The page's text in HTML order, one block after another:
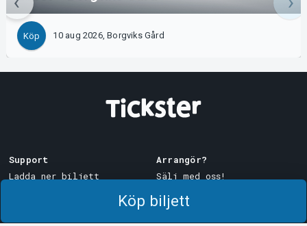
Köp biljett
Köp 10 aug 2026, Borgviks Gård
Support
Ladda ner biljett
Arrangör?
Sälj med oss!
Logga in i Manager